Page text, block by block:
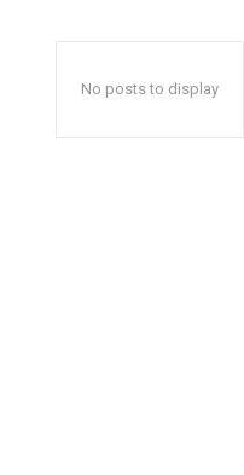
No posts to display